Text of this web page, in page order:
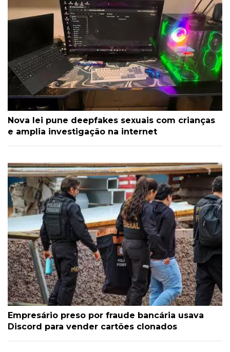
Nova lei pune deepfakes sexuais com crianças
e amplia investigação na internet
Empresário preso por fraude bancária usava
Discord para vender cartões clonados